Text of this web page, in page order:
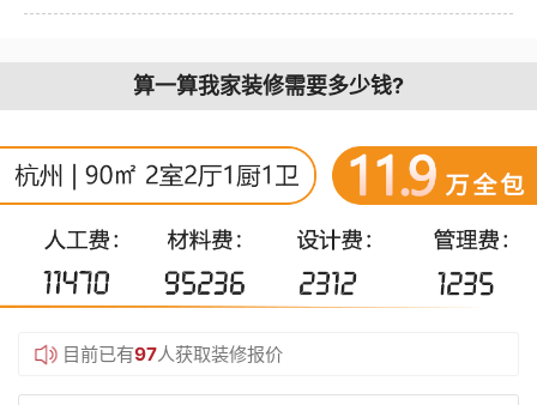
算一算我家装修需要多少钱?
目前已有97人获取装修报价